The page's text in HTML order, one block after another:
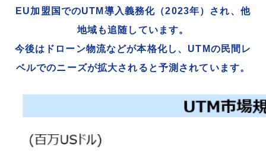
EU加盟国でのUTM導入義務化（2023年）され、他
地域も追随しています。
今後はドローン物流などが本格化し、UTMの民間レ
ベルでのニーズが拡大されると予測されています。